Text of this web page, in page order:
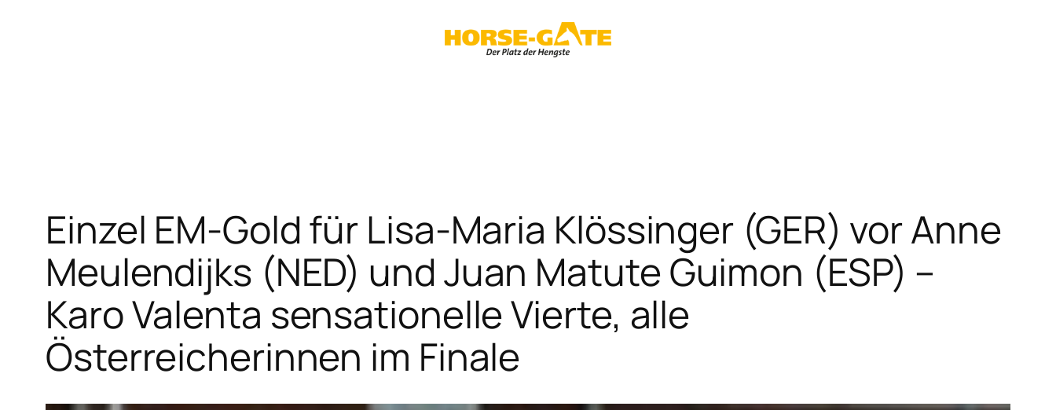
Einzel EM-Gold für Lisa-Maria Klössinger (GER) vor Anne
Meulendijks (NED) und Juan Matute Guimon (ESP) –
Karo Valenta sensationelle Vierte, alle
Österreicherinnen im Finale